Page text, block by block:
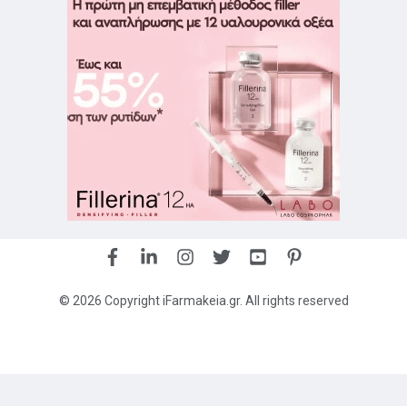
© 2026 Copyright iFarmakeia.gr. All rights reserved